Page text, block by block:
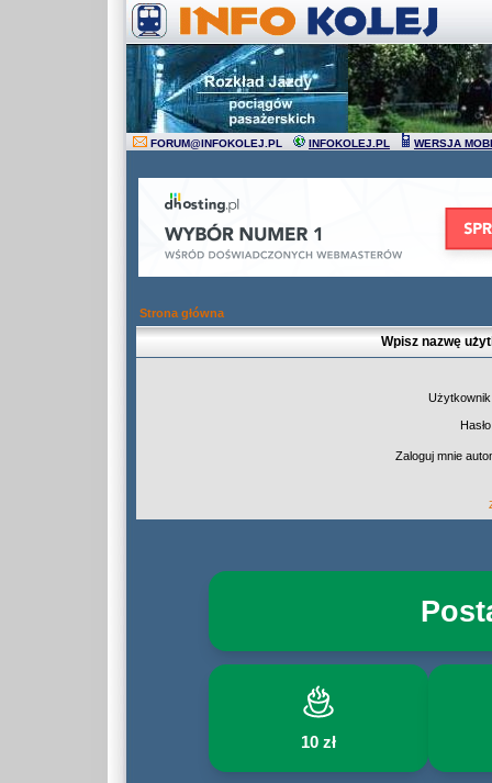
FORUM@INFOKOLEJ.PL INFOKOLEJ.PL WERSJA
Strona główna
Wpisz nazwę
Zaloguj mnie
10 zł